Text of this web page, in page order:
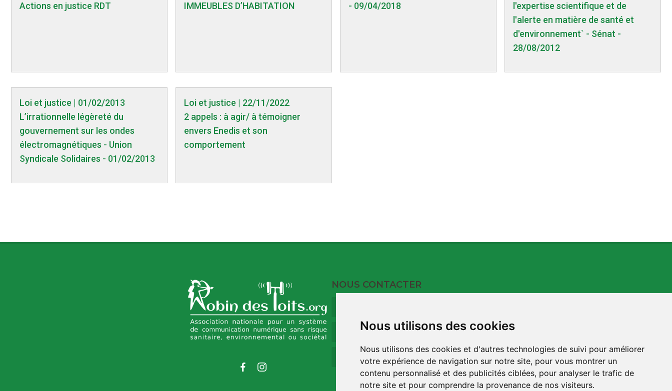
Nous utilisons des cookies
Nous utilisons des cookies et d'autres technologies de suivi pour améliorer
votre expérience de navigation sur notre site, pour vous montrer un
contenu personnalisé et des publicités ciblées, pour analyser le trafic de
notre site et pour comprendre la provenance de nos visiteurs.
Actions en justice RDT
IMMEUBLES D’HABITATION
- 09/04/2018
l'expertise scientifique et de
l'alerte en matière de santé et
d'environnement` - Sénat -
28/08/2012
Loi et justice | 01/02/2013
L’irrationnelle légèreté du
gouvernement sur les ondes
électromagnétiques - Union
Syndicale Solidaires - 01/02/2013
Loi et justice | 22/11/2022
2 appels : à agir/ à témoigner
envers Enedis et son
comportement
NOUS CONTACTER
09 73 32 35 00
contact@robindestoits.org